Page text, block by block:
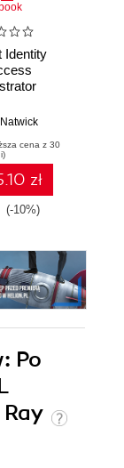
Identity
IAM
build an
pass
exam
cena z 30
zł
(-10%)
Po